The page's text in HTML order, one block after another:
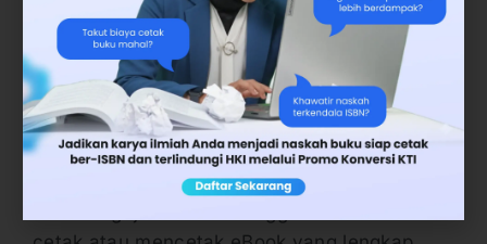
fasilitas ini, setelah Karya Tulis Ilmiah (KTI)
selesai melalui proses parafrase, naskah yang
sudah final tersebut kemudian akan
dilanjutkan ke proses penerbitan.
Di sinilah Penerbit Deepublish akan membantu
segala hal keperluan proses parafrase, mulai